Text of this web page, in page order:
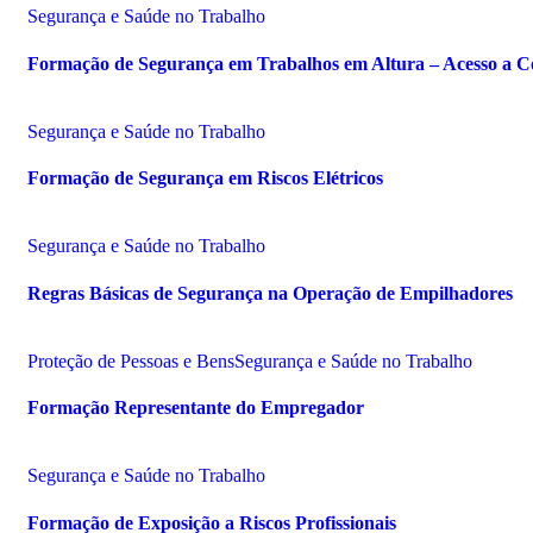
Segurança e Saúde no Trabalho
Formação de Segurança em Trabalhos em Altura – Acesso a
Segurança e Saúde no Trabalho
Formação de Segurança em Riscos Elétricos
Segurança e Saúde no Trabalho
Regras Básicas de Segurança na Operação de Empilhadores
Proteção de Pessoas e BensSegurança e Saúde no Trabalho
Formação Representante do Empregador
Segurança e Saúde no Trabalho
Formação de Exposição a Riscos Profissionais